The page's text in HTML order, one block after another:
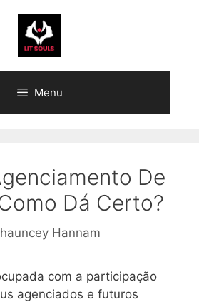
Menu
De
Dá Certo?
Hannam
com a participação
agenciados e futuros